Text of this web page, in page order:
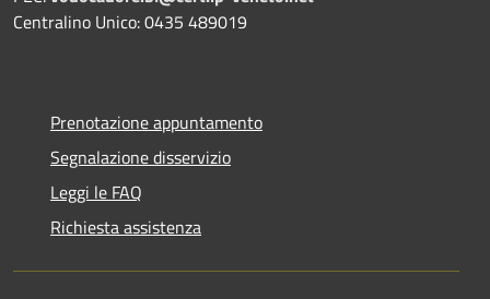
Centralino Unico: 0435 489019
Prenotazione appuntamento
Segnalazione disservizio
Leggi le FAQ
Richiesta assistenza